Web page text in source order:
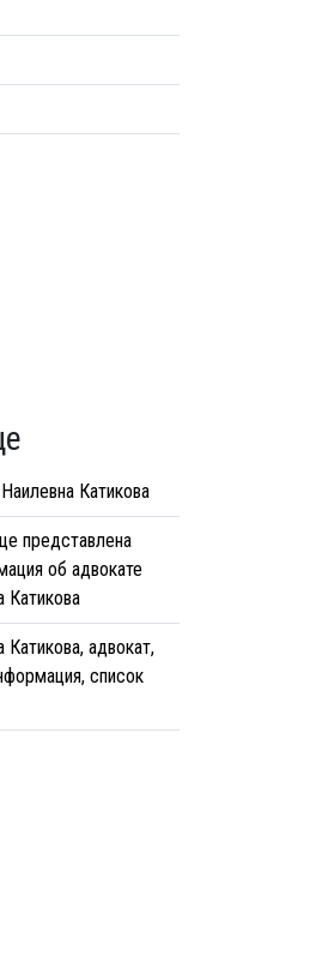
Катикова
представлена
об адвокате
Катикова
адвокат,
список